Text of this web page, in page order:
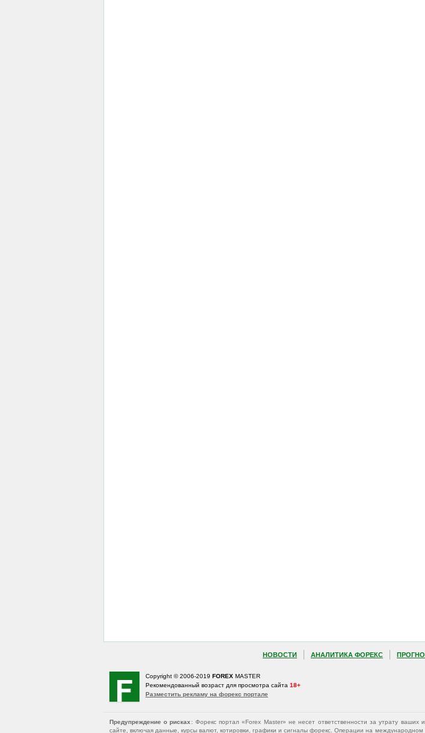
НОВОСТИ АНАЛИТИКА ФОРЕКС
Copyright © 2006-2019 FOREX MASTER
Рекомендованный возраст для просмотра сайта 18+
Разместить рекламу на форекс портале
Предупреждение о рисках : Форекс портал «Forex Master» не несет ответственности за утрату
сайте, включая данные, курсы валют, котировки, графики и сигналы форекс. Операции на